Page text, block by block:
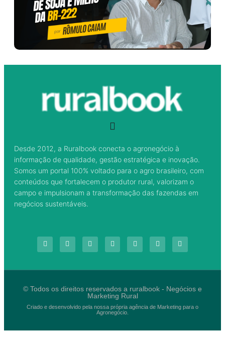
Desde 2012, a Ruralbook conecta o agronegócio à
informação de qualidade, gestão estratégica e inovação.
Somos um portal 100% voltado para o agro brasileiro, com
conteúdos que fortalecem o produtor rural, valorizam o
campo e impulsionam a transformação das fazendas em
negócios sustentáveis.
© Todos os direitos reservados a ruralbook - Negócios e
Marketing Rural
Criado e desenvolvido pela nossa própria agência de Marketing para o
Agronegócio.